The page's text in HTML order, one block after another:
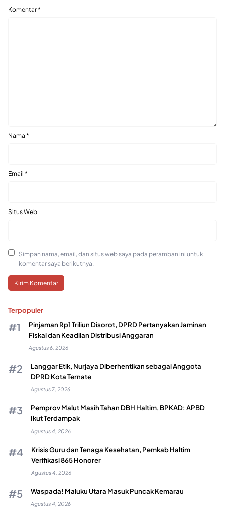
Komentar*
Nama *
Email *
Situs Web
Simpan nama, email, dan situs web saya pada peramban ini untuk
komentar saya berikutnya.
Terpopuler
Pinjaman Rp1 Triliun Disorot, DPRD Pertanyakan Jaminan
Fiskal dan Keadilan Distribusi Anggaran
Agustus 6, 2026
Langgar Etik, Nurjaya Diberhentikan sebagai Anggota
DPRD Kota Ternate
Agustus 7, 2026
Pemprov Malut Masih Tahan DBH Haltim, BPKAD: APBD
Ikut Terdampak
Agustus 4, 2026
Krisis Guru dan Tenaga Kesehatan, Pemkab Haltim
Verifikasi 865 Honorer
Agustus 4, 2026
Waspada! Maluku Utara Masuk Puncak Kemarau
Agustus 4, 2026